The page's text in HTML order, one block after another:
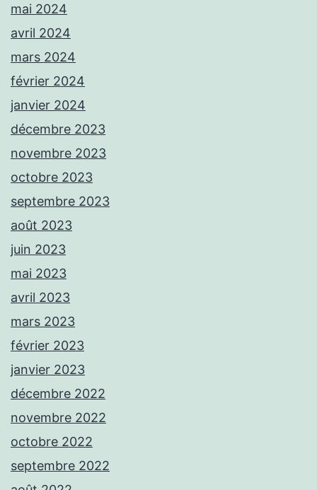
mai 2024
avril 2024
mars 2024
février 2024
janvier 2024
décembre 2023
novembre 2023
octobre 2023
septembre 2023
août 2023
juin 2023
mai 2023
avril 2023
mars 2023
février 2023
janvier 2023
décembre 2022
novembre 2022
octobre 2022
septembre 2022